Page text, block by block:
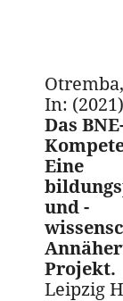
In:
Das
Eine
und -
Projekt.
Leipzig